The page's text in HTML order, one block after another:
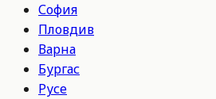
София
Пловдив
Варна
Бургас
Русе